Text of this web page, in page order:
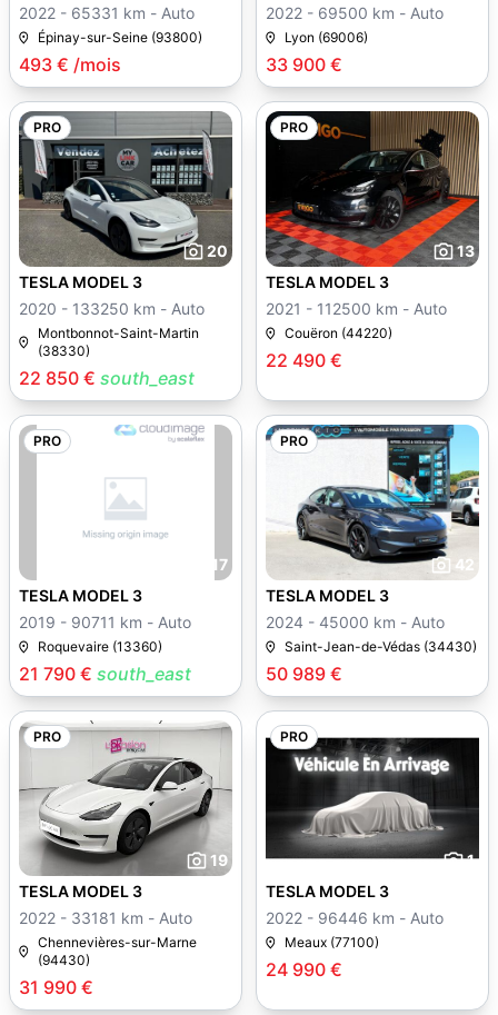
493 € /mois
2022 - 65331 km - Auto
Épinay-sur-Seine (93800)
33 900 €
2022 - 69500 km - Auto
Lyon (69006)
PRO
20
22 850 € south_east
TESLA MODEL 3
2020 - 133250 km - Auto
Montbonnot-Saint-Martin
(38330)
PRO
13
22 490 €
TESLA MODEL 3
2021 - 112500 km - Auto
Couëron (44220)
PRO
17
21 790 € south_east
TESLA MODEL 3
2019 - 90711 km - Auto
Roquevaire (13360)
PRO
42
50 989 €
TESLA MODEL 3
2024 - 45000 km - Auto
Saint-Jean-de-Védas (34430)
PRO
19
31 990 €
TESLA MODEL 3
2022 - 33181 km - Auto
Chennevières-sur-Marne
(94430)
PRO
1
24 990 €
TESLA MODEL 3
2022 - 96446 km - Auto
Meaux (77100)